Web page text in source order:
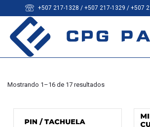
+507 217-1328 / +507 217-1329 / +507
Mostrando 1–16 de 17 resultados